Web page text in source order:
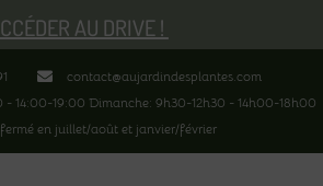
AU DRIVE !
contact@aujardindesplantes.com
- 14:00-19:00 Dimanche: 9h30-12h30 - 14h00-18h00
en juillet/août et janvier/février